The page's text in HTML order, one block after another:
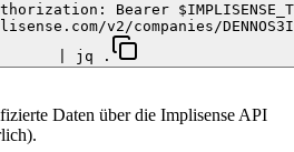
Bearer
v2/companies/
| jq .
Daten über die Implisense API